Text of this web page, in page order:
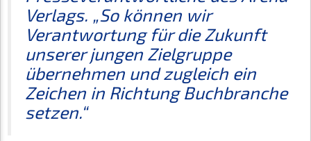
Verlags. „So können wir
Verantwortung für die Zukunft
unserer jungen Zielgruppe
übernehmen und zugleich ein
Zeichen in Richtung Buchbranche
setzen.“